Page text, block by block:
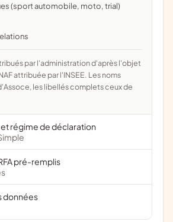
(sport automobile, moto, trial)
attribuée par l'INSEE. Les noms
les libellés complets ceux de
régime de déclaration
pré-remplis
données